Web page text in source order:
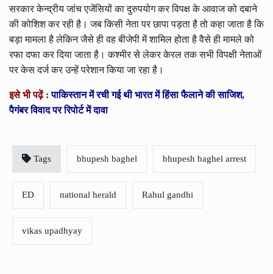
सरकार केन्द्रीय जांच एजेंसियों का दुरुपयोग कर विपक्ष के आवाज को दबाने
की कोशिश कर रही है। जब किसी नेता पर छापा पड़ता है तो कहा जाता है कि
बड़ा मामला है लेकिन जैसे ही वह बीजेपी में शामिल होता है वैसे ही मामले को
रफा दफा कर दिया जाता है। कश्मीर से लेकर केरल तक सभी विपक्षी नेताओं
पर केस दर्ज कर उन्हें परेशान किया जा रहा है।
इसे भी पढ़ें :पाकिस्तान में रची गई थी भारत में हिंसा फैलाने की साजिश,
पैगंबर विवाद पर रिपोर्ट में दावा
Tags bhupesh baghel bhupesh baghel arrest
ED national herald Rahul gandhi
vikas upadhyay